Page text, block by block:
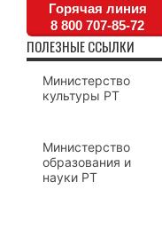
Горячая линия
8 800 707-85-72
ПОЛЕЗНЫЕ ССЫЛКИ
Министерство
культуры РТ
Министерство
образования и
науки РТ